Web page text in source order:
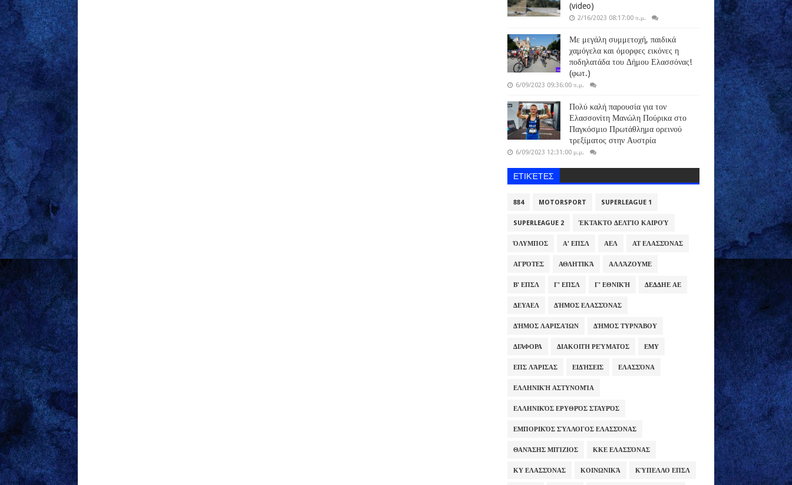
(video)
2/16/2023 08:17:00 π.μ.
Με μεγάλη συμμετοχή, παιδικά
χαμόγελα και όμορφες εικόνες η
ποδηλατάδα του Δήμου Ελασσόνας!
(φωτ.)
6/09/2023 09:36:00 π.μ.
Πολύ καλή παρουσία για τον
Ελασσονίτη Μανώλη Πούρικα στο
Παγκόσμιο Πρωτάθλημα ορεινού
τρεξίματος στην Αυστρία
6/09/2023 12:31:00 μ.μ.
ΕΤΙΚΈΤΕΣ
884 MOTORSPORT SUPERLEAGUE 1
SUPERLEAGUE 2 ΈΚΤΑΚΤΟ ΔΕΛΤΊΟ ΚΑΙΡΟΎ
ΌΛΥΜΠΟΣ Α' ΕΠΣΛ ΑΕΛ ΑΤ ΕΛΑΣΣΌΝΑΣ
ΑΓΡΌΤΕΣ ΑΘΛΗΤΙΚΆ ΑΛΛΆΖΟΥΜΕ
Β' ΕΠΣΛ Γ' ΕΠΣΛ Γ' ΕΘΝΙΚΉ ΔΕΔΔΗΕ ΑΕ
ΔΕΥΑΕΛ ΔΉΜΟΣ ΕΛΑΣΣΌΝΑΣ
ΔΉΜΟΣ ΛΑΡΙΣΑΊΩΝ ΔΉΜΟΣ ΤΥΡΝΆΒΟΥ
ΔΙΆΦΟΡΑ ΔΙΑΚΟΠΉ ΡΕΎΜΑΤΟΣ ΕΜΥ
ΕΠΣ ΛΆΡΙΣΑΣ ΕΙΔΉΣΕΙΣ ΕΛΑΣΣΌΝΑ
ΕΛΛΗΝΙΚΉ ΑΣΤΥΝΟΜΊΑ
ΕΛΛΗΝΙΚΌΣ ΕΡΥΘΡΌΣ ΣΤΑΥΡΌΣ
ΕΜΠΟΡΙΚΌΣ ΣΎΛΛΟΓΟΣ ΕΛΑΣΣΌΝΑΣ
ΘΑΝΆΣΗΣ ΜΠΊΖΙΟΣ ΚΚΕ ΕΛΑΣΣΌΝΑΣ
ΚΥ ΕΛΑΣΣΌΝΑΣ ΚΟΙΝΩΝΙΚΆ ΚΎΠΕΛΛΟ ΕΠΣΛ